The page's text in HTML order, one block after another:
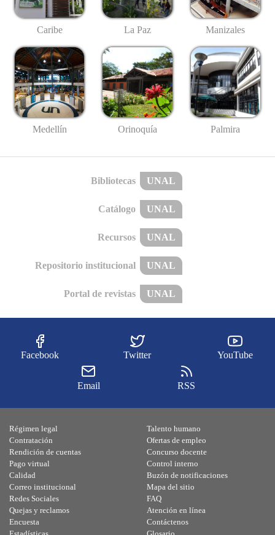
Caribe La Paz Manizales
Medellín Orinoquía Palmira
Bibliotecas UNAL
Catálogo UNAL
Recursos UNAL
Repositorio institucional UNAL
Portal de revistas UNAL
Facebook Twitter YouTube
Email RSS
Régimen legal
Contratación
Rendición de cuentas
Pago virtual
Calidad
Talento humano
Ofertas de empleo
Concurso docente
Control interno
Buzón de notificaciones
Correo institucional
Redes Sociales
Quejas y reclamos
Encuesta
Mapa del sitio
FAQ
Atención en línea
Contáctenos